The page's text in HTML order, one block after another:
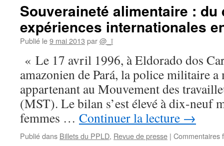
Souveraineté alimentaire :
expériences internationales
Publié le9 mai 2013 par@_ï
« Le 17 avril 1996, à Eldorado dos
amazonien de Pará, la police militaire a
appartenant au Mouvement des
(MST). Le bilan s’est élevé à dix-neuf
femmes … Continuer la lecture →
Publié dans Billets du PPLD, Revue de presse | Commentaires